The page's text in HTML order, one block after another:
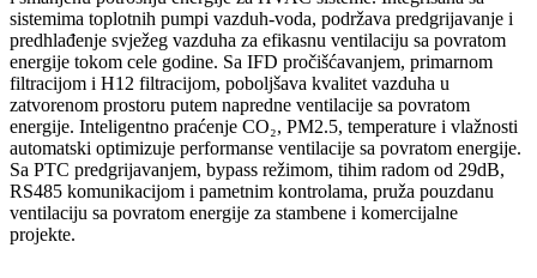
sistemima toplotnih pumpi vazduh-voda, podržava predgrijavanje i
predhlađenje svježeg vazduha za efikasnu ventilaciju sa povratom
energije tokom cele godine. Sa IFD pročišćavanjem, primarnom
filtracijom i H12 filtracijom, poboljšava kvalitet vazduha u
zatvorenom prostoru putem napredne ventilacije sa povratom
energije. Inteligentno praćenje CO₂, PM2.5, temperature i vlažnosti
automatski optimizuje performanse ventilacije sa povratom energije.
Sa PTC predgrijavanjem, bypass režimom, tihim radom od 29dB,
RS485 komunikacijom i pametnim kontrolama, pruža pouzdanu
ventilaciju sa povratom energije za stambene i komercijalne
projekte.